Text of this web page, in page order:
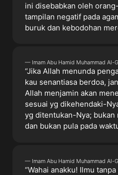
ini disebabkan oleh
tampilan negatif pada
buruk dan kebodohan
— Imam Abu Hamid Muhammad Al-
“Jika Allah menunda
kau senantiasa berdoa,
Allah menjamin akan
sesuai yg dikehendaki-
yg ditentukan-Nya;
dan bukan pula pada
— Imam Abu Hamid Muhammad Al-
“Wahai anakku! Ilmu